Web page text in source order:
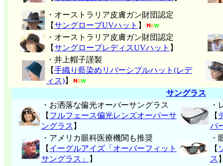
・オーストラリア皮膚ガン財団認定
【サングローブUVハット 】
・オーストラリア皮膚ガン財団認定
【サングローブレディスUVハット 】
・井上帽子謹製
【手織り藍染めリバーシブルハット(レデ
ィス)】
サングラス
・お洒落な偏光オーバーサングラス
【 フルフェース偏光レンズオーバーサ
ングラス 】
・
【
バ
・アメリカ眼科医療機関も推奨
【 イーグルアイズ「オーバーフィット
サングラス」
】
・
【
ス